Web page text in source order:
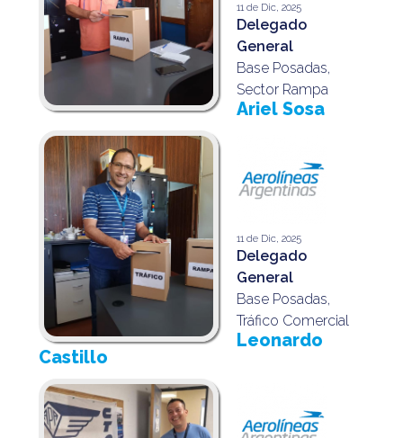
11 de Dic, 2025
Delegado
General
Base Posadas,
Sector Rampa
Ariel Sosa
11 de Dic, 2025
Delegado
General
Base Posadas,
Tráfico Comercial
Leonardo
Castillo